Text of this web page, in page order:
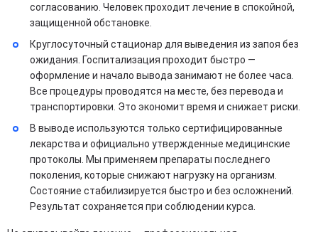
согласованию. Человек проходит лечение в спокойной,
защищенной обстановке.
Круглосуточный стационар для выведения из запоя без
ожидания. Госпитализация проходит быстро —
оформление и начало вывода занимают не более часа.
Все процедуры проводятся на месте, без перевода и
транспортировки. Это экономит время и снижает риски.
В выводе используются только сертифицированные
лекарства и официально утвержденные медицинские
протоколы. Мы применяем препараты последнего
поколения, которые снижают нагрузку на организм.
Состояние стабилизируется быстро и без осложнений.
Результат сохраняется при соблюдении курса.